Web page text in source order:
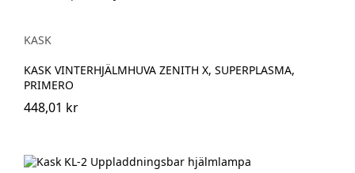
KASK
KASK VINTERHJÄLMHUVA ZENITH X, SUPERPLASMA,
PRIMERO
448,01 kr